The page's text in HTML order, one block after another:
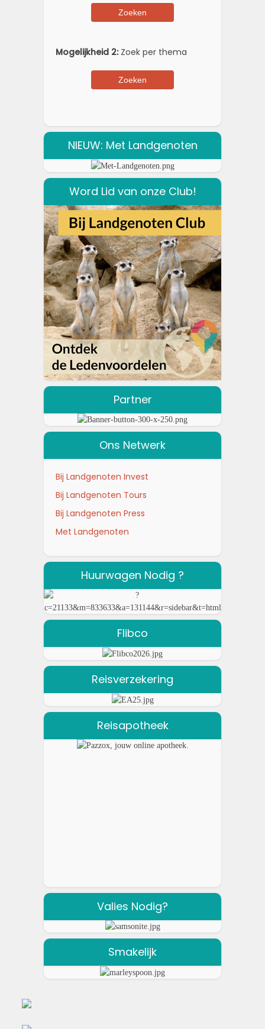
Mogelijkheid 2:Zoek per thema
NIEUW: Met Landgenoten
Word Lid van onze Club!
Partner
Ons Netwerk
Bij Landgenoten Invest
Bij Landgenoten Tours
Bij Landgenoten Press
Met Landgenoten
Huurwagen Nodig ?
Flibco
Reisverzekering
Reisapotheek
Valies Nodig?
Smakelijk